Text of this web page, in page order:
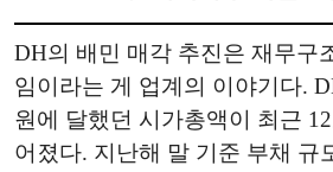
DH의 배민 매각 추진은 재무구
임이라는 게 업계의 이야기다.
원에 달했던 시가총액이 최근
어졌다. 지난해 말 기준 부채 규